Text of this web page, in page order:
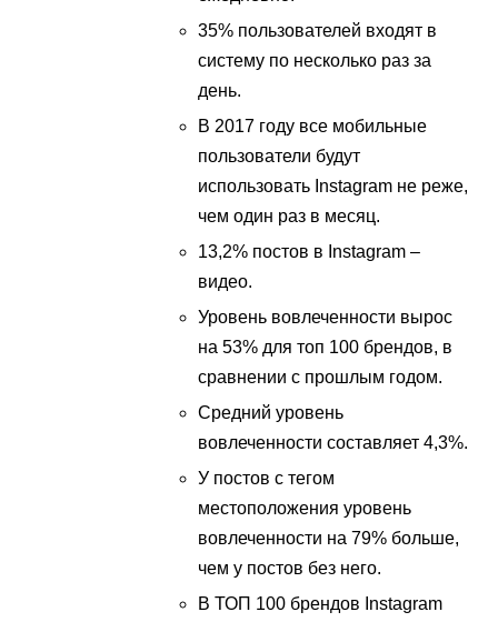
35% пользователей входят в
систему по несколько раз за
день.
В 2017 году все мобильные
пользователи будут
использовать Instagram не реже,
чем один раз в месяц.
13,2% постов в Instagram –
видео.
Уровень вовлеченности вырос
на 53% для топ 100 брендов, в
сравнении с прошлым годом.
Средний уровень
вовлеченности составляет 4,3%.
У постов с тегом
местоположения уровень
вовлеченности на 79% больше,
чем у постов без него.
В ТОП 100 брендов Instagram